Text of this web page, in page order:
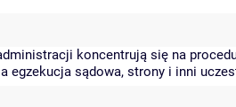
koncentrują się na
egzekucja sądowa, strony i inni